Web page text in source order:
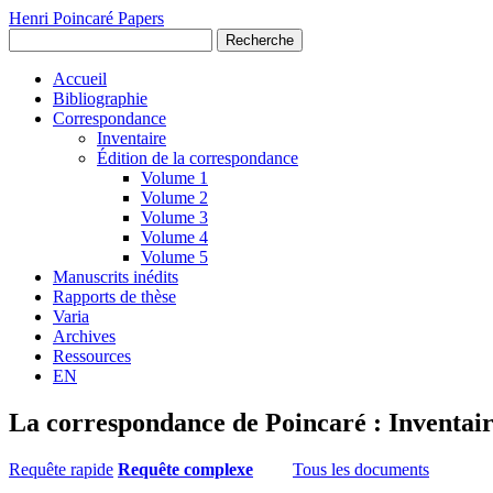
Henri Poincaré Papers
Recherche
Accueil
Bibliographie
Correspondance
Inventaire
Édition de la correspondance
Volume 1
Volume 2
Volume 3
Volume 4
Volume 5
Manuscrits inédits
Rapports de thèse
Varia
Archives
Ressources
EN
La correspondance de Poincaré :
Requête rapide Requête complexe Tous les documents